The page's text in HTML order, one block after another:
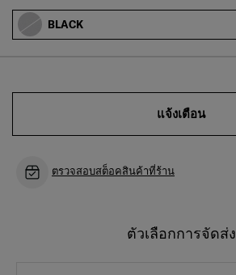
BLACK
แจ้งเตือน
ตรวจสอบสต็อคสินค้าที่ร้าน
ตัวเลือกการจัดส่ง